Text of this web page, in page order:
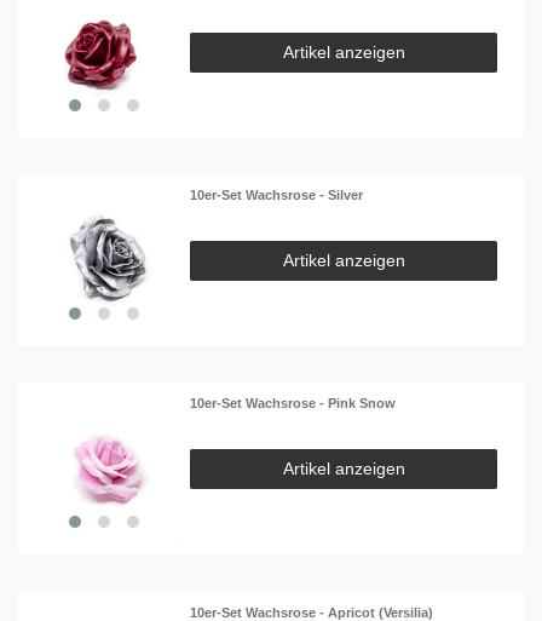
Artikel anzeigen
10er-Set Wachsrose - Silver
Artikel anzeigen
10er-Set Wachsrose - Pink Snow
Artikel anzeigen
10er-Set Wachsrose - Apricot (Versilia)